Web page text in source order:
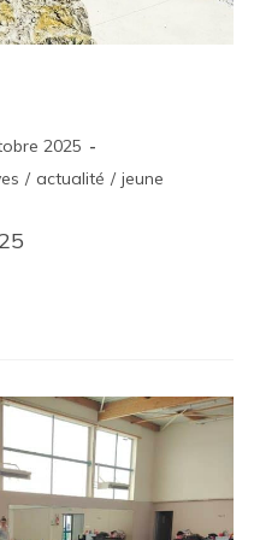
2025
/ actualité / jeune